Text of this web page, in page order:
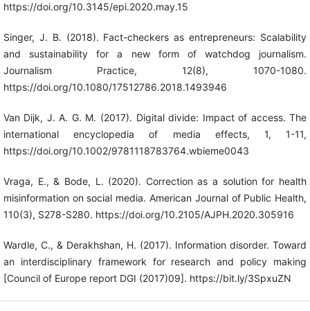
https://doi.org/10.3145/epi.2020.may.15
Singer, J. B. (2018). Fact-checkers as entrepreneurs: Scalability
and sustainability for a new form of watchdog journalism.
Journalism Practice, 12(8), 1070-1080.
https://doi.org/10.1080/17512786.2018.1493946
Van Dijk, J. A. G. M. (2017). Digital divide: Impact of access. The
international encyclopedia of media effects, 1, 1-11,
https://doi.org/10.1002/9781118783764.wbieme0043
Vraga, E., & Bode, L. (2020). Correction as a solution for health
misinformation on social media. American Journal of Public Health,
110(3), S278-S280. https://doi.org/10.2105/AJPH.2020.305916
Wardle, C., & Derakhshan, H. (2017). Information disorder. Toward
an interdisciplinary framework for research and policy making
[Council of Europe report DGI (2017)09]. https://bit.ly/3SpxuZN